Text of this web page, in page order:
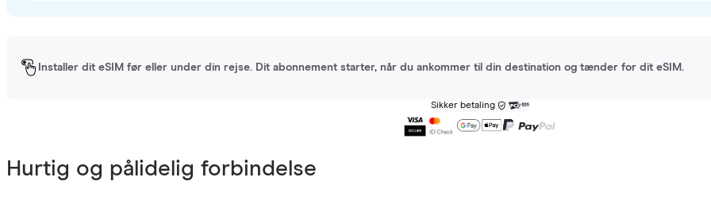
Installer dit eSIM før eller under din rejse. Dit abonnement starter, når du ankommer til din destination og tænder for dit eSIM.
Sikker betaling
Hurtig og pålidelig forbindelse